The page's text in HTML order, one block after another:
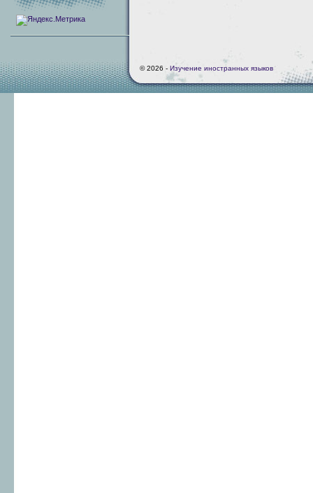
© 2026 - Изучение иностранных языков